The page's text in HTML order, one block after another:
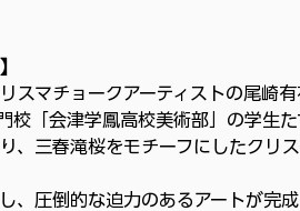
スマチョークアーティストの尾崎有
校「会津学鳳高校美術部」の学生た
、三春滝桜をモチーフにしたクリ
、圧倒的な迫力のあるアートが完成